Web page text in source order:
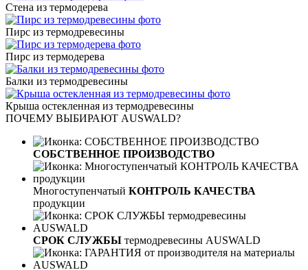
Стена из термодерева
Пирс из термодревесины
Пирс из термодерева
Балки из термодревесины
Крыша остекленная из термодревесины
ПОЧЕМУ ВЫБИРАЮТ AUSWALD?
СОБСТВЕННОЕ ПРОИЗВОДСТВО
Многоступенчатый КОНТРОЛЬ КАЧЕСТВА
продукции
СРОК СЛУЖБЫ термодревесины AUSWALD